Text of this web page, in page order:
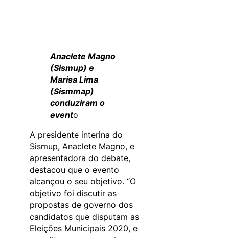
Anaclete Magno
(Sismup) e
Marisa Lima
(Sismmap)
conduziram o
evento
A presidente interina do
Sismup, Anaclete Magno, e
apresentadora do debate,
destacou que o evento
alcançou o seu objetivo. “O
objetivo foi discutir as
propostas de governo dos
candidatos que disputam as
Eleições Municipais 2020, e